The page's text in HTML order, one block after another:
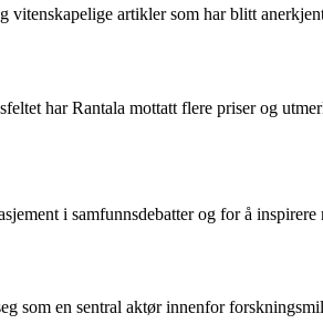
vitenskapelige artikler som har blitt
har Rantala mottatt flere priser og
i samfunnsdebatter og for å
som en sentral aktør innenfor